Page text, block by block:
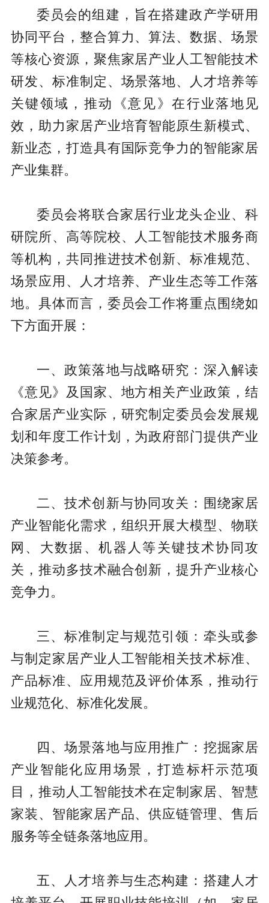
委员会的组建，旨在搭建政产学研用
协同平台，整合算力、算法、数据、场景
等核心资源，聚焦家居产业人工智能技术
研发、标准制定、场景落地、人才培养等
关键领域，推动《意见》在行业落地见
效，助力家居产业培育智能原生新模式、
新业态，打造具有国际竞争力的智能家居
产业集群。
委员会将联合家居行业龙头企业、科
研院所、高等院校、人工智能技术服务商
等机构，共同推进技术创新、标准规范、
场景应用、人才培养、产业生态等工作落
地。具体而言，委员会工作将重点围绕如
下方面开展：
一、政策落地与战略研究：深入解读
《意见》及国家、地方相关产业政策，结
合家居产业实际，研究制定委员会发展规
划和年度工作计划，为政府部门提供产业
决策参考。
二、技术创新与协同攻关：围绕家居
产业智能化需求，组织开展大模型、物联
网、大数据、机器人等关键技术协同攻
关，推动多技术融合创新，提升产业核心
竞争力。
三、标准制定与规范引领：牵头或参
与制定家居产业人工智能相关技术标准、
产品标准、应用规范及评价体系，推动行
业规范化、标准化发展。
四、场景落地与应用推广：挖掘家居
产业智能化应用场景，打造标杆示范项
目，推动人工智能技术在定制家居、智慧
家装、智能家居产品、供应链管理、售后
服务等全链条落地应用。
五、人才培养与生态构建：搭建人才